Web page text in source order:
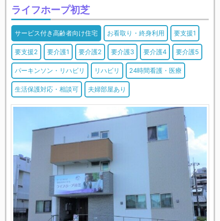
ライフホープ初芝
サービス付き高齢者向け住宅 お看取り・終身利用 要支援1
要支援2 要介護1 要介護2 要介護3 要介護4 要介護5
パーキンソン・リハビリ リハビリ 24時間看護・医療
生活保護対応・相談可 夫婦部屋あり